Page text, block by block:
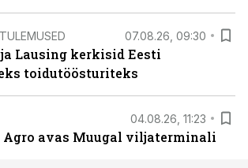
07.08.26, 09:30
Lausing kerkisid Eesti
toidutöösturiteks
04.08.26, 11:23
Agro avas Muugal viljaterminali